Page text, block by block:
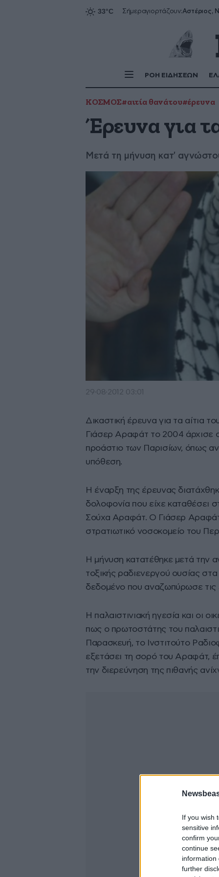
If you wish
sensitive
confirm
continue
information
further
Σήμεραγιορτάζουν:Αστέριος,
ΡΟΗ ΕΙΔΗΣΕΩΝ
ΚΟΣΜΟΣ#αιτία θανάτου#έρευνα
Έρευνα για
Μετά τη μήνυση κατ'
29·08·2012 03:01
Δικαστική έρευνα για τα αίτια
Γιάσερ Αραφάτ το 2004 άρχισε
προάστιο των Παρισίων, όπως
υπόθεση.
Η έναρξη της έρευνας
δολοφονία που είχε καταθέσει
Σούχα Αραφάτ. Ο Γιάσερ Αραφάτ
στρατιωτικό νοσοκομείο του
Η μήνυση κατατέθηκε μετά την
τοξικής ραδιενεργού ουσίας
δεδομένο που αναζωπύρωσε τις
Η παλαιστινιακή ηγεσία και οι
πως ο πρωτοστάτης του
Παρασκευή, το Ινστιτούτο
εξετάσει τη σορό του Αραφάτ,
την διερεύνηση της πιθανής